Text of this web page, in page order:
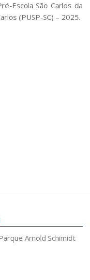
Escola São Carlos da
(PUSP-SC) – 2025.
Arnold Schimidt